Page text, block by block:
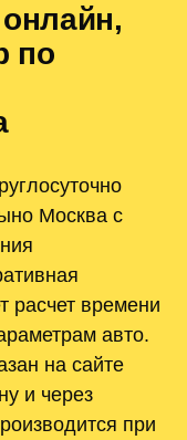
по
Москва с
расчет времени
авто.
на сайте
и через
при